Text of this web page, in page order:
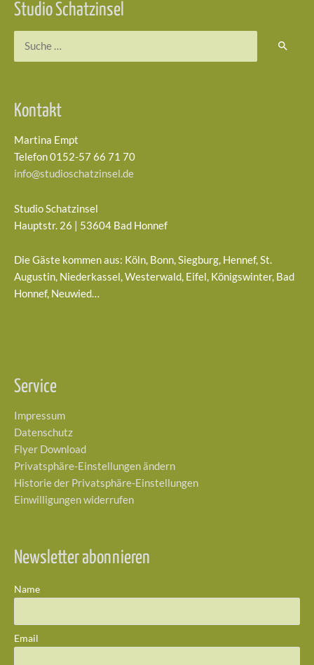
Studio Schatzinsel
Kontakt
Martina Empt
Telefon 0152-57 66 71 70
info@studioschatzinsel.de
Studio Schatzinsel
Hauptstr. 26 | 53604 Bad Honnef
Die Gäste kommen aus: Köln, Bonn, Siegburg, Hennef, St.
Augustin, Niederkassel, Westerwald, Eifel, Königswinter, Bad
Honnef, Neuwied…
Service
Impressum
Datenschutz
Flyer Download
Privatsphäre-Einstellungen ändern
Historie der Privatsphäre-Einstellungen
Einwilligungen widerrufen
Newsletter abonnieren
Name
Email